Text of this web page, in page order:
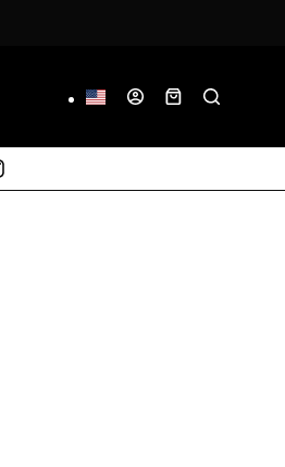
Winkelwagen